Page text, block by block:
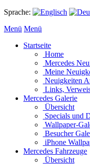
Sprache:
Menü Menü
Startseite
Home
Mercedes
Meine
Neuigkeiten
Links,
Mercedes Galerie
Übersicht
Specials und
Wallpaper-
Besucher
iPhone
Mercedes Fahrzeuge
Übersicht